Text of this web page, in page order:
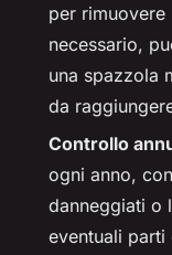
per
necessario,
una spazzola
da
Controllo
ogni anno,
danneggiati o
eventuali